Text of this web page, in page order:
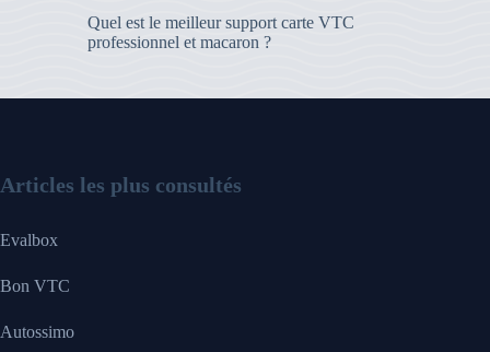
Quel est le meilleur support carte VTC
professionnel et macaron ?
Articles les plus consultés
Evalbox
Bon VTC
Autossimo